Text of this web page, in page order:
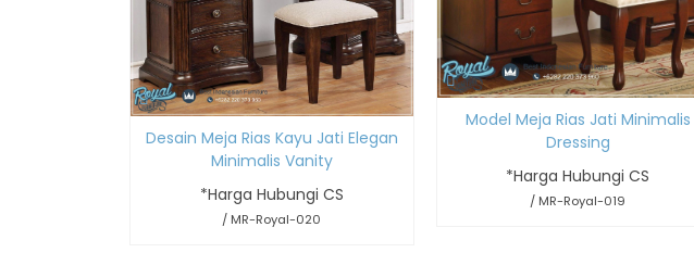
Desain Meja Rias Kayu Jati Elegan
Minimalis Vanity
*Harga Hubungi CS
/ MR-Royal-020
Model Meja Rias Jati Minimalis
Dressing
*Harga Hubungi CS
/ MR-Royal-019